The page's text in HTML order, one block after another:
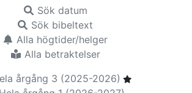
Sök datum
Sök bibeltext
Alla högtider/helger
Alla betraktelser
årgång 3 (2025-2026)